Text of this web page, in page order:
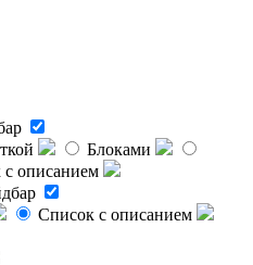
Блоками
описанием
Список с описанием